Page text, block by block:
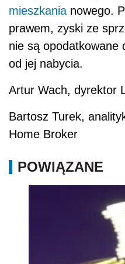
mieszkania nowego.
prawem, zyski ze
nie są opodatkowane
od jej nabycia.
Artur Wach, dyrektor
Bartosz Turek,
Home Broker
POWIĄZANE